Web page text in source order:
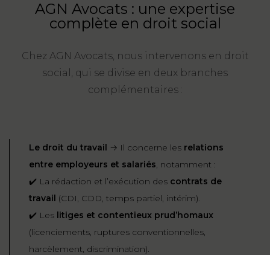
FONCTION
PRÉJUDICE
CORPOREL
ET
DE
L’IMMIGRATION
DROIT
DE
L’URBANISME
AGN Avocats : une expertise
complète en droit social
Chez AGN Avocats, nous intervenons en droit
social, qui se divise en deux branches
complémentaires :
Le droit du travail → Il concerne les relations
entre employeurs et salariés, notamment :
✔️ La rédaction et l’exécution des contrats de
travail (CDI, CDD, temps partiel, intérim).
✔️ Les litiges et contentieux prud’homaux
(licenciements, ruptures conventionnelles,
harcèlement, discrimination).